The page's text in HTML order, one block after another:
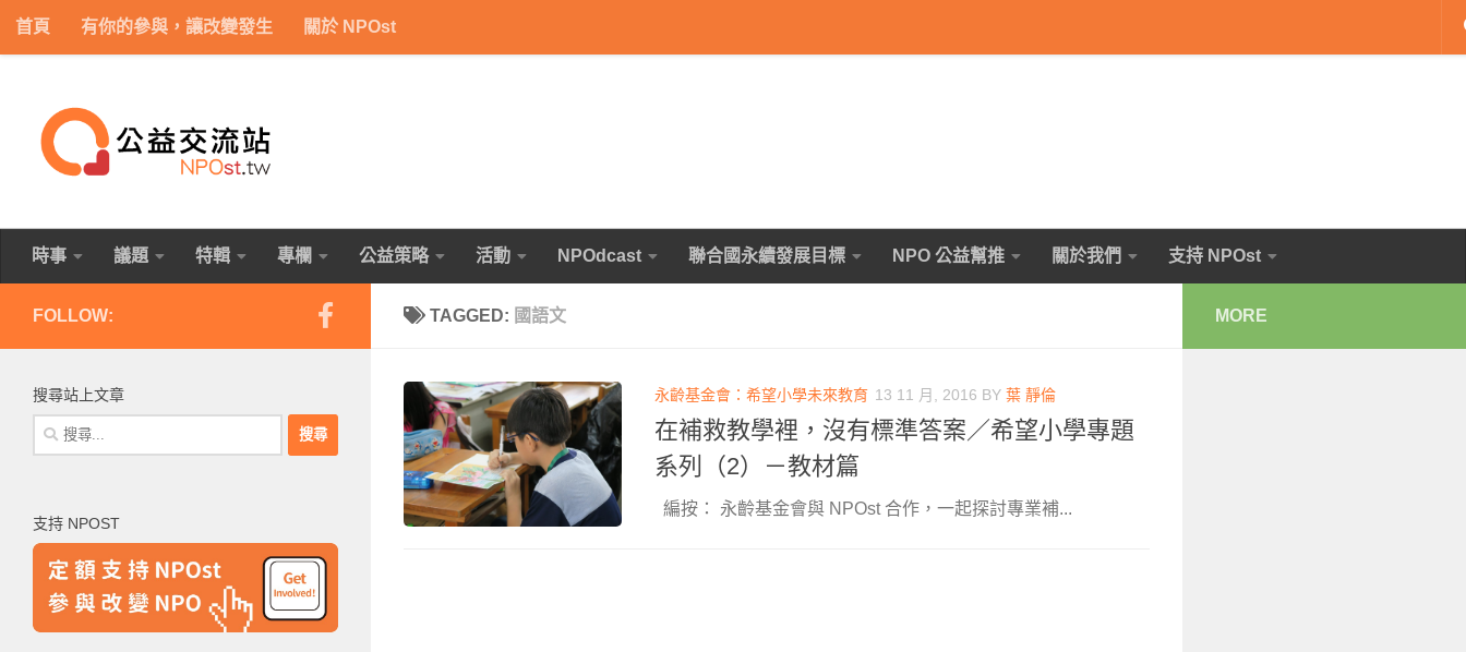
Skip to content
首頁 有你的參與，讓改變發生 關於 NPOst
時事 議題 特輯 專欄 公益策略 活動 NPOdcast 聯合國永續發展目標 NPO 公益幫推 關於我們 支持 NPOst
TAGGED: 國語文
永齡基金會：希望小學未來教育 13 11 月, 2016 BY 葉 靜倫
在補救教學裡，沒有標準答案／希望小學專題
系列（2）－教材篇
編按： 永齡基金會與 NPOst 合作，一起探討專業補...
FOLLOW:
搜尋站上文章
搜
尋
字:
支持 NPOST
MORE